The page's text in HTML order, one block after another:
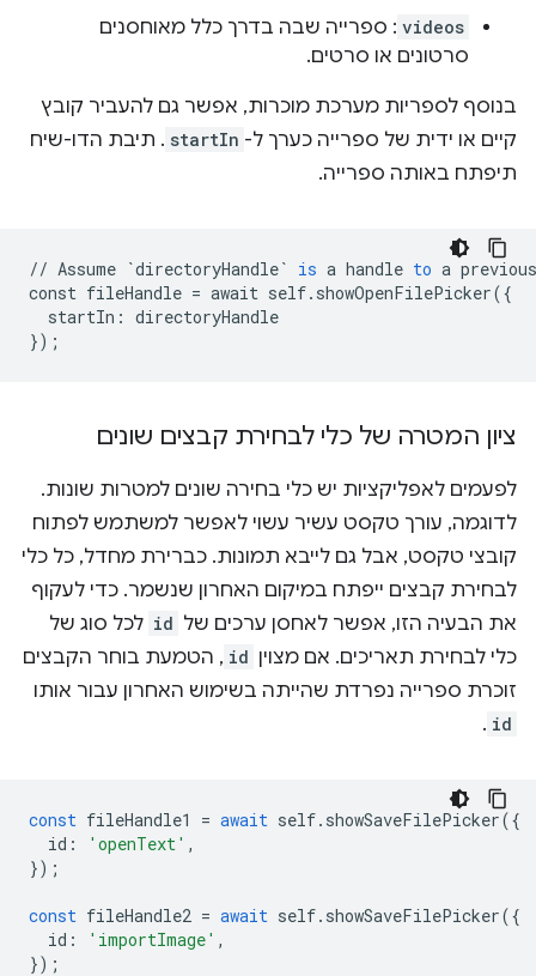
videos : ספרייה שבה בדרך כלל מאוחסנים
סרטונים או סרטים.
בנוסף לספריות מערכת מוכרות, אפשר גם להעביר קובץ
קיים או ידית של ספרייה כערך ל- startIn . תיבת הדו-שיח
תיפתח באותה ספרייה.
// Assume `directoryHandle` is a handle to a
const fileHandle = await self. showOpenFilePicker({
startIn : directoryHandle
});
ציון המטרה של כלי לבחירת קבצים שונים
לפעמים לאפליקציות יש כלי בחירה שונים למטרות שונות.
לדוגמה, עורך טקסט עשיר עשוי לאפשר למשתמש לפתוח
קובצי טקסט, אבל גם לייבא תמונות. כברירת מחדל, כל כלי
לבחירת קבצים ייפתח במיקום האחרון שנשמר. כדי לעקוף
את הבעיה הזו, אפשר לאחסן ערכים של id לכל סוג של
כלי לבחירת תאריכים. אם מצוין id , הטמעת בוחר הקבצים
זוכרת ספרייה נפרדת שהייתה בשימוש האחרון עבור אותו
id
.
const fileHandle1 = await self. showSaveFilePicker({
id : 'openText' ,
});
const fileHandle2 = await self. showSaveFilePicker({
id : 'importImage' ,
});